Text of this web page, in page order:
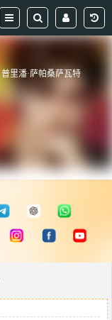
普里潘·萨帕桑萨瓦特